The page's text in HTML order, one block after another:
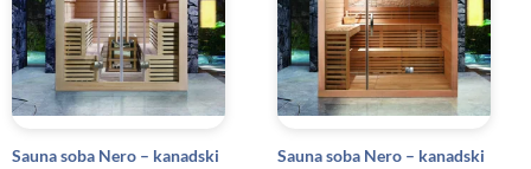
Sauna soba Nero – kanadski
Sauna soba Nero – kanadski